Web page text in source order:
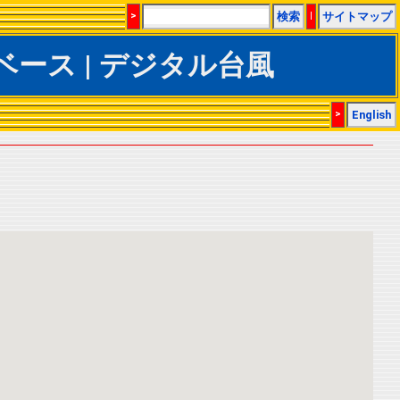
> 検索 | サイトマップ
ース | デジタル台風
> English